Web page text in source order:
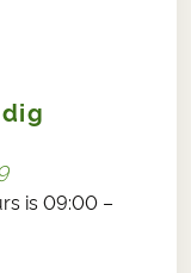
is 09:00 –